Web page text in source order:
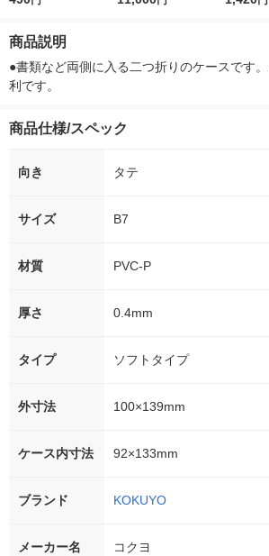
シ） オリジナル
商品説明
●書類など両側に入る二つ折りのケースです
利です。
商品仕様/スペック
向き タテ
サイズ B7
材質 PVC-P
厚さ 0.4mm
タイプ ソフトタイプ
外寸法 100×139mm
ケース内寸法 92×133mm
ブランド KOKUYO
メーカー名 コクヨ